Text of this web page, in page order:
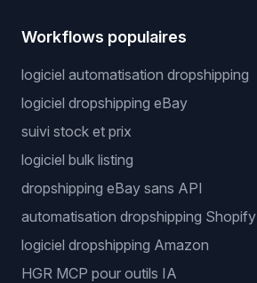
Workflows populaires
logiciel automatisation dropshipping
logiciel dropshipping eBay
suivi stock et prix
logiciel bulk listing
dropshipping eBay sans API
automatisation dropshipping Shopify
logiciel dropshipping Amazon
HGR MCP pour outils IA